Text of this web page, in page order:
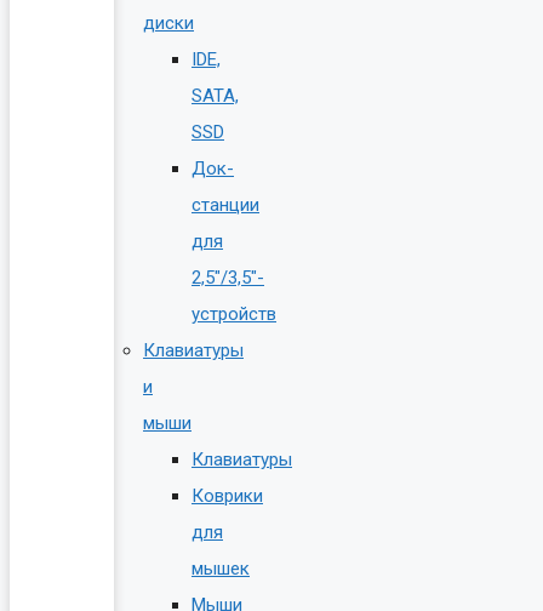
диски
IDE,
SATA,
SSD
Док-
станции
для
2,5″/3,5″-
устройств
Клавиатуры
и
мыши
Клавиатуры
Коврики
для
мышек
Мыши